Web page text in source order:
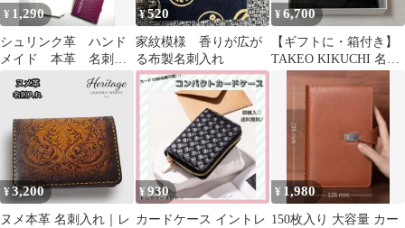
¥ 1,290
シュリンク革 ハンド
メイド 本革 名刺入
れ カードケース 黒
¥520
家紋模様 香りが広が
る布製名刺入れ
¥6,700
【ギフトに・箱付き】
TAKEO KIKUCHI 名刺
入れ カードケース 黒
¥3,200
ヌメ本革 名刺入れ｜レ
¥930
カードケース イントレ
¥ 1,980
150枚入り 大容量 カー